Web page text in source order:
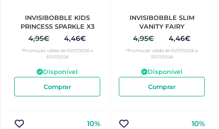
INVISIBOBBLE KIDS
PRINCESS SPARKLE X3
4,95€ 4,46€
*Promoção válida de 01/07/2026 a
31/07/2026
Disponível
Comprar
INVISIBOBBLE SLIM
VANITY FAIRY
4,95€ 4,46€
*Promoção válida de 01/07/2026 a
31/07/2026
Disponível
Comprar
10% 10%